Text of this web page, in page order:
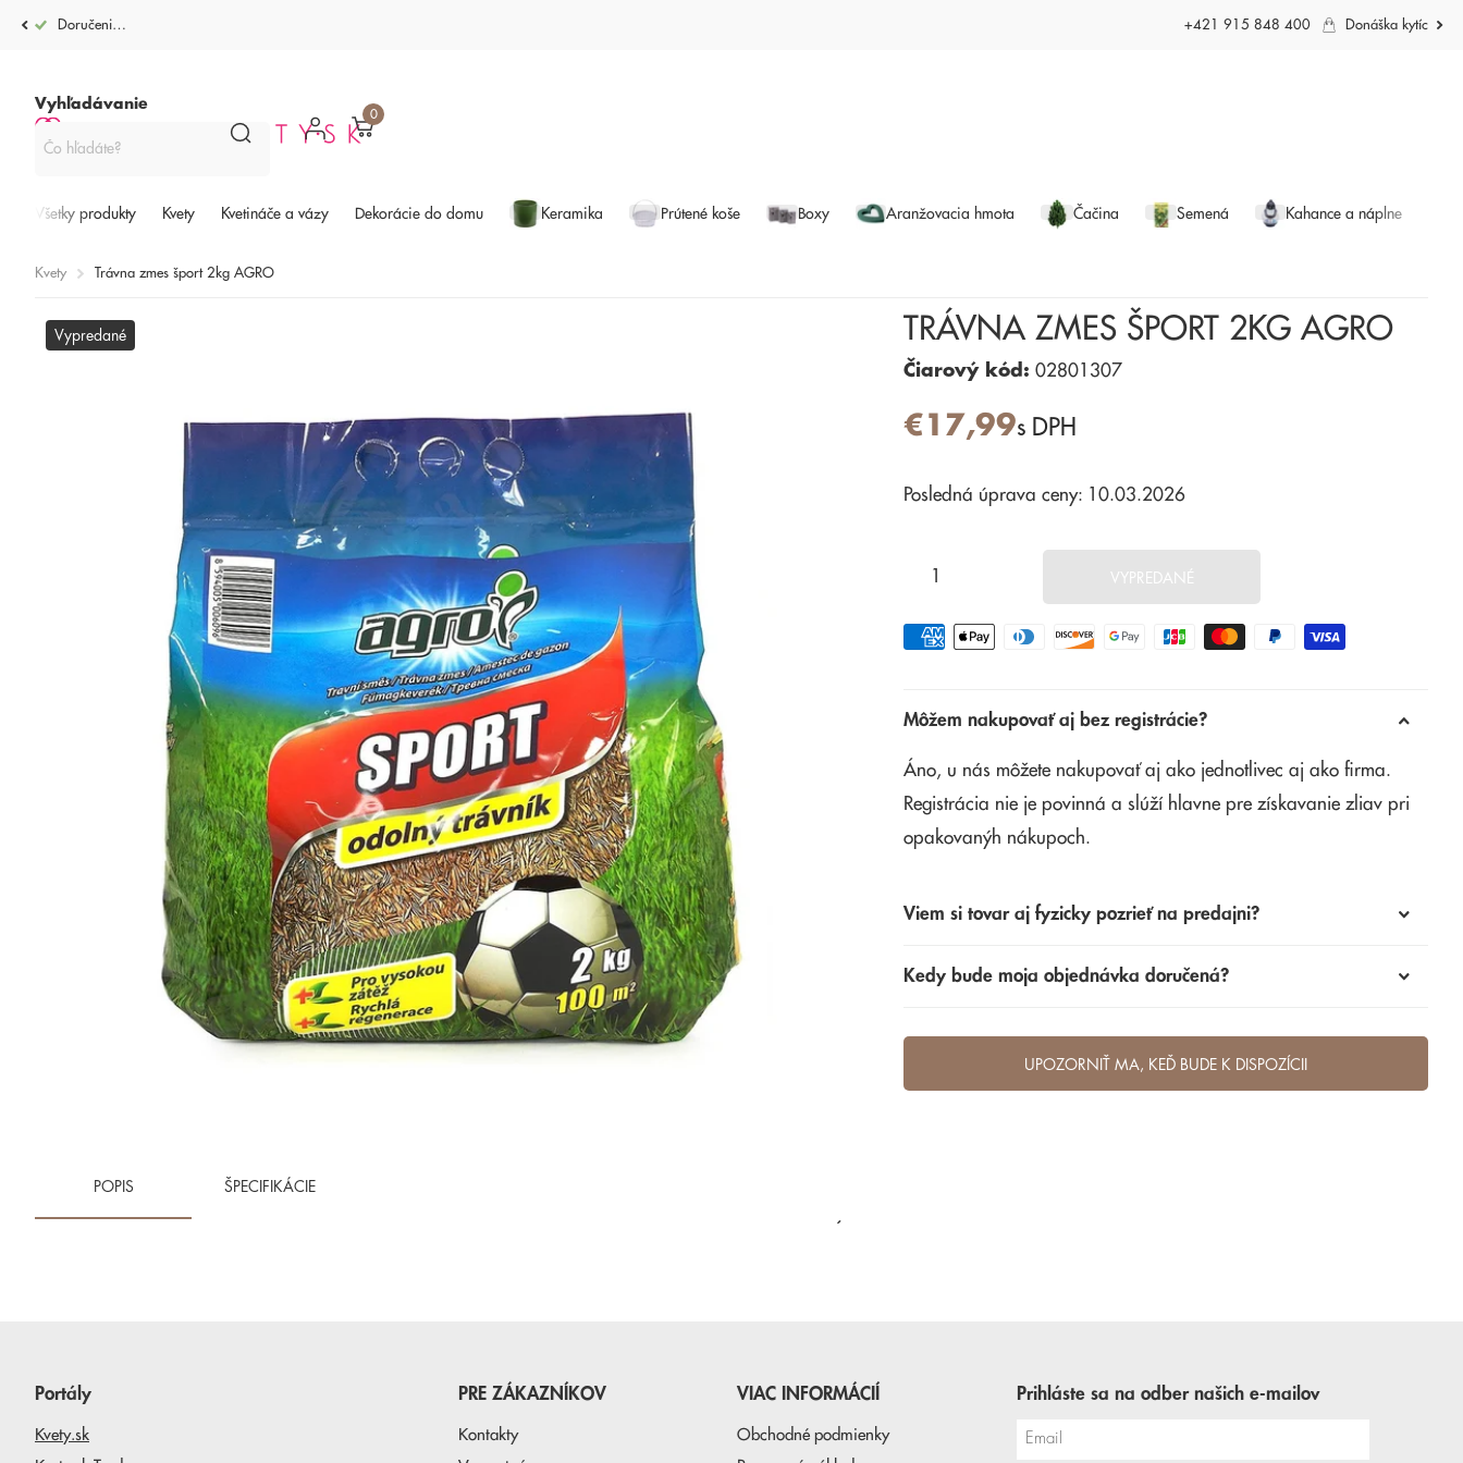
Doručenie po celej SR od 4,99€ +421 915 848 400 Donáška kytíc
Vyhľadávanie
0
Všetky produkty Kvety Kvetináče a vázy Dekorácie do domu Keramika Prútené koše Boxy Aranžovacia hmota Čačina Semená Kahance a náplne
Kvety Trávna zmes šport 2kg AGRO
Vypredané TRÁVNA ZMES ŠPORT 2KG AGRO
Čiarový kód: 02801307
€17,99s DPH
Posledná úprava ceny: 10.03.2026
VYPREDANÉ
Môžem nakupovať aj bez registrácie?
Áno, u nás môžete nakupovať aj ako jednotlivec aj ako firma.
Registrácia nie je povinná a slúží hlavne pre získavanie zliav pri
opakovanýh nákupoch.
Viem si tovar aj fyzicky pozrieť na predajni?
Kedy bude moja objednávka doručená?
UPOZORNIŤ MA, KEĎ BUDE K DISPOZÍCII
POPIS ŠPECIFIKÁCIE
Portály
Kvety.sk
PRE ZÁKAZNÍKOV
Kontakty
VIAC INFORMÁCIÍ
Obchodné podmienky
Prihláste sa na odber našich e-mailov